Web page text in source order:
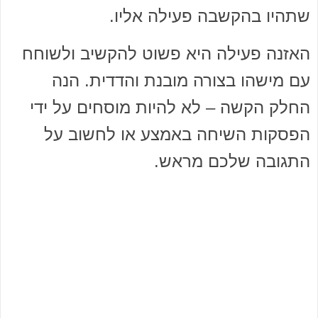
שתהיו בהקשבה פעילה אליו.
האזנה פעילה היא פשוט להקשיב ולשוחח
עם מישהו בצורה מובנת והדדית. הנה
החלק הקשה – לא להיות מוסחים על ידי
הפסקות השיחה באמצע או לחשוב על
התגובה שלכם מראש.